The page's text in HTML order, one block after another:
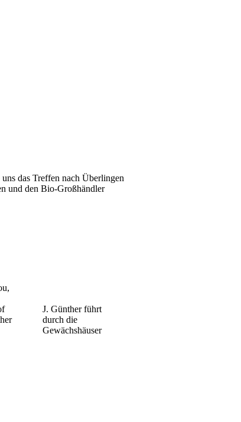
das Treffen nach Überlingen
und den Bio-Großhändler
J. Günther führt
durch die
Gewächshäuser